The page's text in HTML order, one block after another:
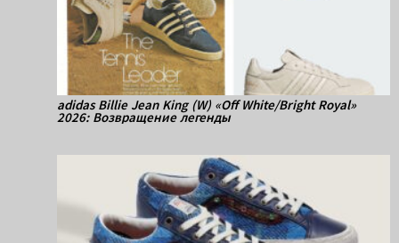
adidas Billie Jean King (W) «Off White/Bright Royal»
2026: Возвращение легенды